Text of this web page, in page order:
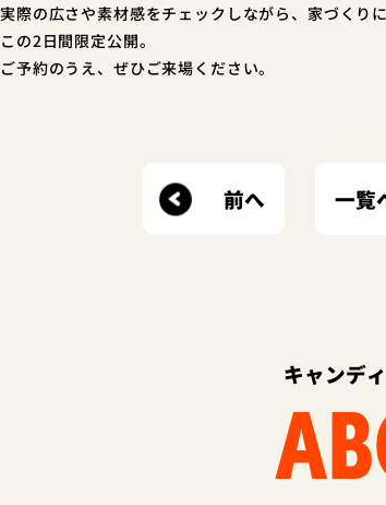
実際の広さや素材感をチェックしながら、家づくり
この2日間限定公開。
ご予約のうえ、ぜひご来場ください。
前へ 一覧
キャンデ